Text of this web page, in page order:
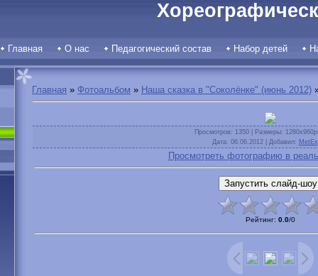
Главная О нас Педагогический состав Набор детей
Главная » Фотоальбом » Наша сказка в "Соколёнке" (июнь 2012)
Просмотров: 1350 | Размеры:
Дата: 06.06.2012 | Добавил:
Просмотреть фотографию в
Рейтинг: 0.0/0